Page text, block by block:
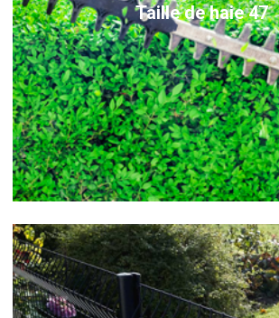
Taille de haie 47